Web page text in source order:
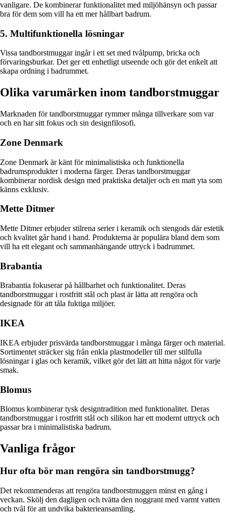
vanligare. De kombinerar funktionalitet med miljöhänsyn och passar
bra för dem som vill ha ett mer hållbart badrum.
5. Multifunktionella lösningar
Vissa tandborstmuggar ingår i ett set med tvålpump, bricka och
förvaringsburkar. Det ger ett enhetligt utseende och gör det enkelt att
skapa ordning i badrummet.
Olika varumärken inom tandborstmuggar
Marknaden för tandborstmuggar rymmer många tillverkare som var
och en har sitt fokus och sin designfilosofi.
Zone Denmark
Zone Denmark är känt för minimalistiska och funktionella
badrumsprodukter i moderna färger. Deras tandborstmuggar
kombinerar nordisk design med praktiska detaljer och en matt yta som
känns exklusiv.
Mette Ditmer
Mette Ditmer erbjuder stilrena serier i keramik och stengods där estetik
och kvalitet går hand i hand. Produkterna är populära bland dem som
vill ha ett elegant och sammanhängande uttryck i badrummet.
Brabantia
Brabantia fokuserar på hållbarhet och funktionalitet. Deras
tandborstmuggar i rostfritt stål och plast är lätta att rengöra och
designade för att tåla fuktiga miljöer.
IKEA
IKEA erbjuder prisvärda tandborstmuggar i många färger och material.
Sortimentet sträcker sig från enkla plastmodeller till mer stilfulla
lösningar i glas och keramik, vilket gör det lätt att hitta något för varje
smak.
Blomus
Blomus kombinerar tysk designtradition med funktionalitet. Deras
tandborstmuggar i rostfritt stål och silikon har ett modernt uttryck och
passar bra i minimalistiska badrum.
Vanliga frågor
Hur ofta bör man rengöra sin tandborstmugg?
Det rekommenderas att rengöra tandborstmuggen minst en gång i
veckan. Skölj den dagligen och tvätta den noggrant med varmt vatten
och tvål för att undvika bakterieansamling.